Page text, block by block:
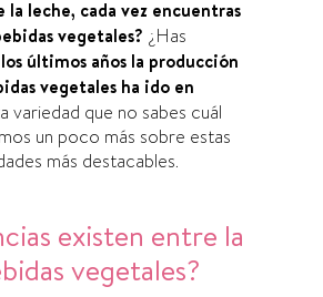
la leche, cada vez encuentras
vegetales? ¿Has
últimos años la producción
vegetales ha ido en
variedad que no sabes cuál
un poco más sobre estas
más destacables.
existen entre la
vegetales?